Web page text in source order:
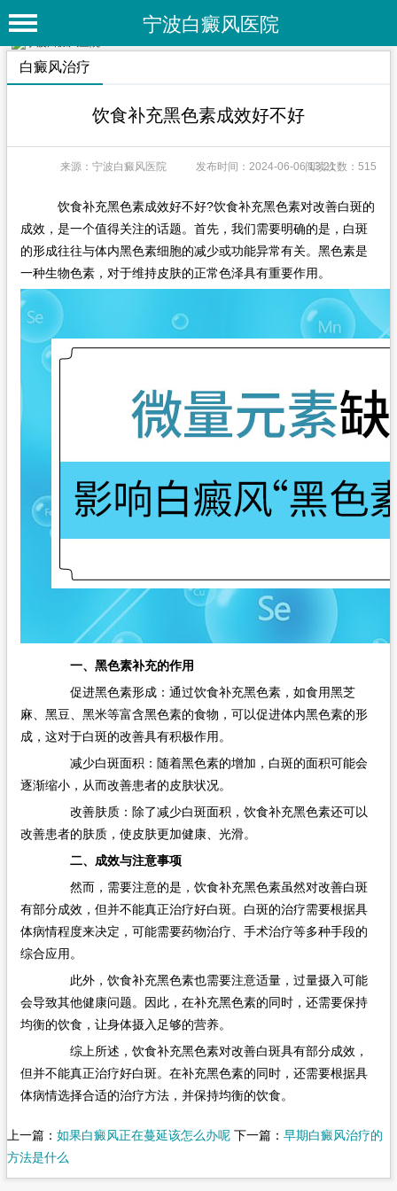
宁波白癜风医院
首 页
专家团队
特色疗法
白癜风常识
白癜风人群
白癜风部位
白癜风类型
白癜风治疗
饮食补充黑色素成效好不好
来源：宁波白癜风医院 发布时间：2024-06-06 13:21阅读次数：515
饮食补充黑色素成效好不好?饮食补充黑色素对改善白斑的
成效，是一个值得关注的话题。首先，我们需要明确的是，白斑
的形成往往与体内黑色素细胞的减少或功能异常有关。黑色素是
一种生物色素，对于维持皮肤的正常色泽具有重要作用。
一、黑色素补充的作用
促进黑色素形成：通过饮食补充黑色素，如食用黑芝
麻、黑豆、黑米等富含黑色素的食物，可以促进体内黑色素的形
成，这对于白斑的改善具有积极作用。
减少白斑面积：随着黑色素的增加，白斑的面积可能会
逐渐缩小，从而改善患者的皮肤状况。
改善肤质：除了减少白斑面积，饮食补充黑色素还可以
改善患者的肤质，使皮肤更加健康、光滑。
二、成效与注意事项
然而，需要注意的是，饮食补充黑色素虽然对改善白斑
有部分成效，但并不能真正治疗好白斑。白斑的治疗需要根据具
体病情程度来决定，可能需要药物治疗、手术治疗等多种手段的
综合应用。
此外，饮食补充黑色素也需要注意适量，过量摄入可能
会导致其他健康问题。因此，在补充黑色素的同时，还需要保持
均衡的饮食，让身体摄入足够的营养。
综上所述，饮食补充黑色素对改善白斑具有部分成效，
但并不能真正治疗好白斑。在补充黑色素的同时，还需要根据具
体病情选择合适的治疗方法，并保持均衡的饮食。
上一篇： 如果白癜风正在蔓延该怎么办呢下一篇： 早期白癜风治疗的
方法是什么